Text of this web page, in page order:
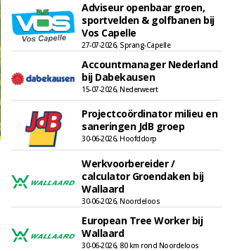
Adviseur openbaar groen,
sportvelden & golfbanen bij
Vos Capelle
27-07-2026, Sprang-Capelle
Accountmanager Nederland
bij Dabekausen
15-07-2026, Nederweert
Projectcoördinator milieu en
saneringen JdB groep
30-06-2026, Hoofddorp
Werkvoorbereider /
calculator Groendaken bij
Wallaard
30-06-2026, Noordeloos
European Tree Worker bij
Wallaard
30-06-2026, 80 km rond Noordeloos